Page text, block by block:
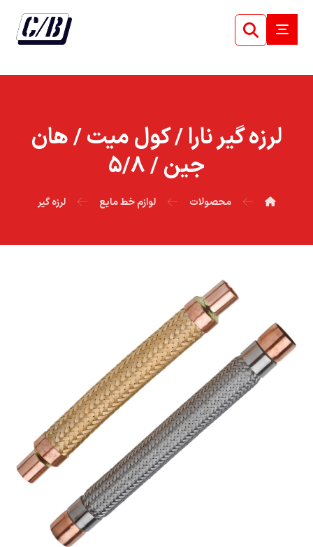
لرزه گير نارا / کول ميت / هان
جين / ۵/۸
محصولات لوازم خط مایع لرزه گیر